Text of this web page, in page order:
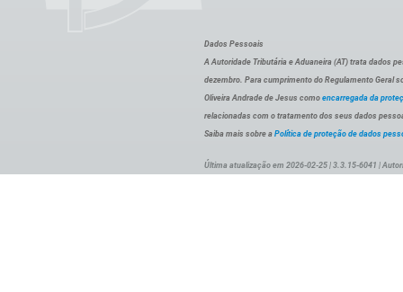
Dados Pessoais
A Autoridade Tributária e Aduaneira (AT) trata dados
dezembro. Para cumprimento do Regulamento Geral
Oliveira Andrade de Jesus como encarregada da
relacionadas com o tratamento dos seus dados
Saiba mais sobre a Política de proteção de dados
Última atualização em 2026-02-25 | 3.3.15-6041 |